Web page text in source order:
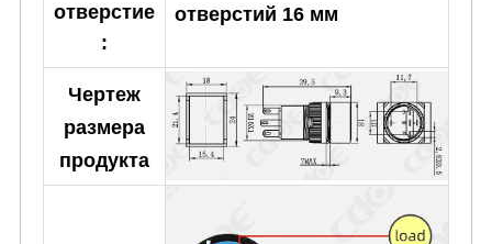
отверстие
:
отверстий 16 мм
Чертеж
размера
продукта